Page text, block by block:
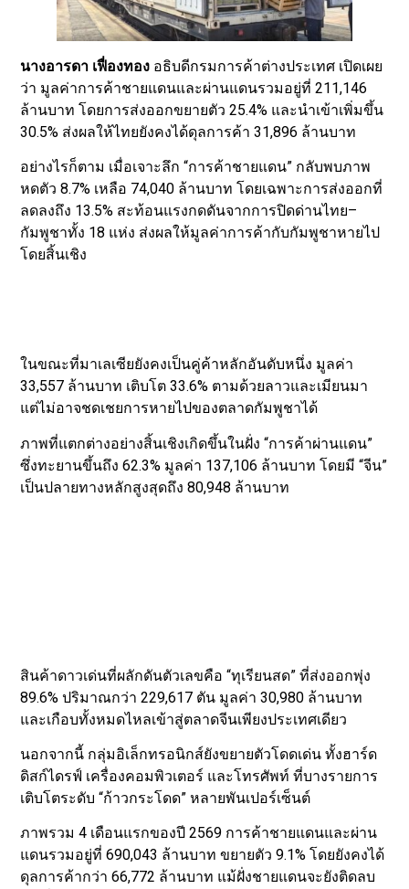
นางอารดา เฟื่องทอง อธิบดีกรมการค้าต่างประเทศ เปิดเผย
ว่า มูลค่าการค้าชายแดนและผ่านแดนรวมอยู่ที่ 211,146
ล้านบาท โดยการส่งออกขยายตัว 25.4% และนำเข้าเพิ่มขึ้น
30.5% ส่งผลให้ไทยยังคงได้ดุลการค้า 31,896 ล้านบาท
อย่างไรก็ตาม เมื่อเจาะลึก “การค้าชายแดน” กลับพบภาพ
หดตัว 8.7% เหลือ 74,040 ล้านบาท โดยเฉพาะการส่งออกที่
ลดลงถึง 13.5% สะท้อนแรงกดดันจากการปิดด่านไทย–
กัมพูชาทั้ง 18 แห่ง ส่งผลให้มูลค่าการค้ากับกัมพูชาหายไป
โดยสิ้นเชิง
ในขณะที่มาเลเซียยังคงเป็นคู่ค้าหลักอันดับหนึ่ง มูลค่า
33,557 ล้านบาท เติบโต 33.6% ตามด้วยลาวและเมียนมา
แต่ไม่อาจชดเชยการหายไปของตลาดกัมพูชาได้
ภาพที่แตกต่างอย่างสิ้นเชิงเกิดขึ้นในฝั่ง “การค้าผ่านแดน”
ซึ่งทะยานขึ้นถึง 62.3% มูลค่า 137,106 ล้านบาท โดยมี “จีน”
เป็นปลายทางหลักสูงสุดถึง 80,948 ล้านบาท
สินค้าดาวเด่นที่ผลักดันตัวเลขคือ “ทุเรียนสด” ที่ส่งออกพุ่ง
89.6% ปริมาณกว่า 229,617 ตัน มูลค่า 30,980 ล้านบาท
และเกือบทั้งหมดไหลเข้าสู่ตลาดจีนเพียงประเทศเดียว
นอกจากนี้ กลุ่มอิเล็กทรอนิกส์ยังขยายตัวโดดเด่น ทั้งฮาร์ด
ดิสก์ไดรฟ์ เครื่องคอมพิวเตอร์ และโทรศัพท์ ที่บางรายการ
เติบโตระดับ “ก้าวกระโดด” หลายพันเปอร์เซ็นต์
ภาพรวม 4 เดือนแรกของปี 2569 การค้าชายแดนและผ่าน
แดนรวมอยู่ที่ 690,043 ล้านบาท ขยายตัว 9.1% โดยยังคงได้
ดุลการค้ากว่า 66,772 ล้านบาท แม้ฝั่งชายแดนจะยังติดลบ